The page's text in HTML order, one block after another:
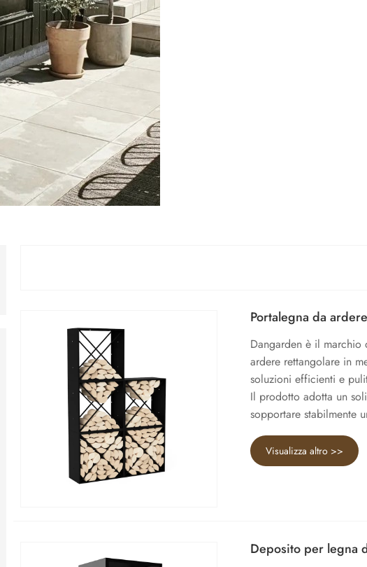
Portalegna da
Dangarden è il
ardere rettangolare in
soluzioni efficienti e
Il prodotto adotta un
sopportare stabilmente
Visualizza altro >>
Deposito per legna